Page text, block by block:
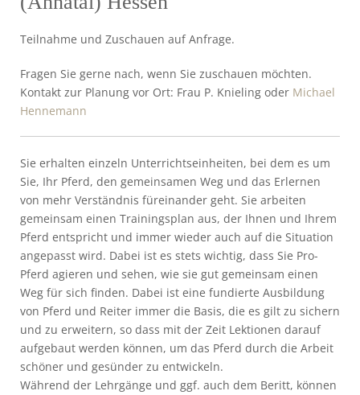
Teilnahme und Zuschauen auf Anfrage.
Fragen Sie gerne nach, wenn Sie zuschauen möchten.
Kontakt zur Planung vor Ort: Frau P. Knieling oder Michael
Hennemann
Sie erhalten einzeln Unterrichtseinheiten, bei dem es um
Sie, Ihr Pferd, den gemeinsamen Weg und das Erlernen
von mehr Verständnis füreinander geht. Sie arbeiten
gemeinsam einen Trainingsplan aus, der Ihnen und Ihrem
Pferd entspricht und immer wieder auch auf die Situation
angepasst wird. Dabei ist es stets wichtig, dass Sie Pro-
Pferd agieren und sehen, wie sie gut gemeinsam einen
Weg für sich finden. Dabei ist eine fundierte Ausbildung
von Pferd und Reiter immer die Basis, die es gilt zu sichern
und zu erweitern, so dass mit der Zeit Lektionen darauf
aufgebaut werden können, um das Pferd durch die Arbeit
schöner und gesünder zu entwickeln.
Während der Lehrgänge und ggf. auch dem Beritt, können